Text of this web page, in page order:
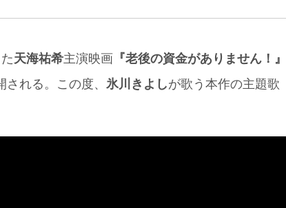
天海祐希主演映画 『老後の資金がありません！』
れる。この度、 氷川きよしが歌う本作の主題歌